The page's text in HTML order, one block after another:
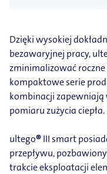
Dzięki wysokiej
bezawaryjnej pracy,
zminimalizować
kompaktowe serie
kombinacji zapewniają
pomiaru zużycia ciepła.
ultego®III smart
przepływu,
trakcie eksploatacji